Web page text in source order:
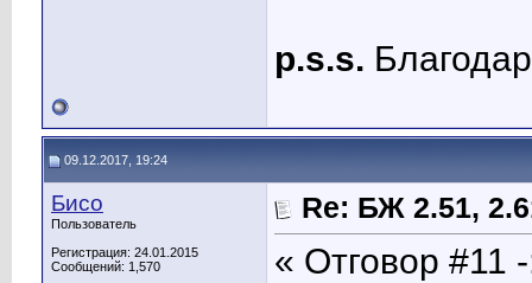
p.s.s.
09.12.2017, 19:24
Бисо
Пользователь
Регистрация: 24.01.2015
Сообщений: 1,570
Re: БЖ 2.51,
« Отговор #11